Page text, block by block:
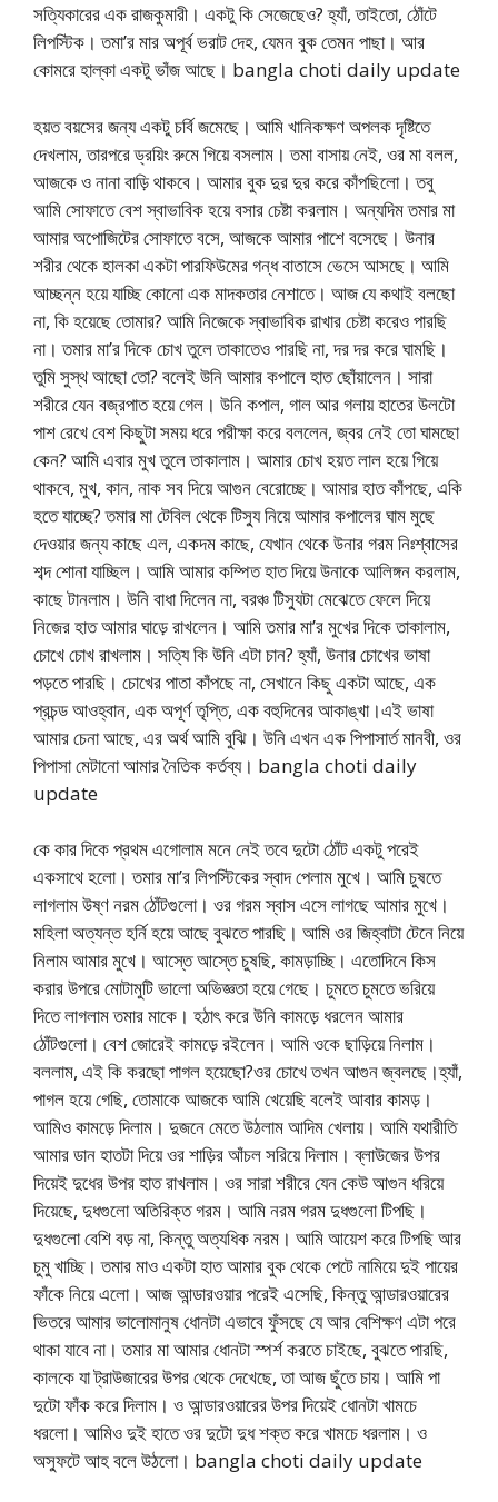
সত্যিকারের এক রাজকুমারী। একটু কি সেজেছেও? হ্যাঁ, তাইতো, ঠোঁটে
লিপস্টিক। তমা’র মার অপূর্ব ভরাট দেহ, যেমন বুক তেমন পাছা। আর
কোমরে হাল্কা একটু ভাঁজ আছে। bangla choti daily update
হয়ত বয়সের জন্য একটু চর্বি জমেছে। আমি খানিকক্ষণ অপলক দৃষ্টিতে
দেখলাম, তারপরে ড্রয়িং রুমে গিয়ে বসলাম। তমা বাসায় নেই, ওর মা বলল,
আজকে ও নানা বাড়ি থাকবে। আমার বুক দুর দুর করে কাঁপছিলো। তবু
আমি সোফাতে বেশ স্বাভাবিক হয়ে বসার চেষ্টা করলাম। অন্যদিম তমার মা
আমার অপোজিটের সোফাতে বসে, আজকে আমার পাশে বসেছে। উনার
শরীর থেকে হালকা একটা পারফিউমের গন্ধ বাতাসে ভেসে আসছে। আমি
আচ্ছন্ন হয়ে যাচ্ছি কোনো এক মাদকতার নেশাতে। আজ যে কথাই বলছো
না, কি হয়েছে তোমার? আমি নিজেকে স্বাভাবিক রাখার চেষ্টা করেও পারছি
না। তমার মা’র দিকে চোখ তুলে তাকাতেও পারছি না, দর দর করে ঘামছি।
তুমি সুস্থ আছো তো? বলেই উনি আমার কপালে হাত ছোঁয়ালেন। সারা
শরীরে যেন বজ্রপাত হয়ে গেল। উনি কপাল, গাল আর গলায় হাতের উলটো
পাশ রেখে বেশ কিছুটা সময় ধরে পরীক্ষা করে বললেন, জ্বর নেই তো ঘামছো
কেন? আমি এবার মুখ তুলে তাকালাম। আমার চোখ হয়ত লাল হয়ে গিয়ে
থাকবে, মুখ, কান, নাক সব দিয়ে আগুন বেরোচ্ছে। আমার হাত কাঁপছে, একি
হতে যাচ্ছে? তমার মা টেবিল থেকে টিস্যু নিয়ে আমার কপালের ঘাম মুছে
দেওয়ার জন্য কাছে এল, একদম কাছে, যেখান থেকে উনার গরম নিঃশ্বাসের
শব্দ শোনা যাচ্ছিল। আমি আমার কম্পিত হাত দিয়ে উনাকে আলিঙ্গন করলাম,
কাছে টানলাম। উনি বাধা দিলেন না, বরঞ্চ টিস্যুটা মেঝেতে ফেলে দিয়ে
নিজের হাত আমার ঘাড়ে রাখলেন। আমি তমার মা’র মুখের দিকে তাকালাম,
চোখে চোখ রাখলাম। সত্যি কি উনি এটা চান? হ্যাঁ, উনার চোখের ভাষা
পড়তে পারছি। চোখের পাতা কাঁপছে না, সেখানে কিছু একটা আছে, এক
প্রচন্ড আওহ্বান, এক অপূর্ণ তৃপ্তি, এক বহুদিনের আকাঙ্খা।এই ভাষা
আমার চেনা আছে, এর অর্থ আমি বুঝি। উনি এখন এক পিপাসার্ত মানবী, ওর
পিপাসা মেটানো আমার নৈতিক কর্তব্য। bangla choti daily
update
কে কার দিকে প্রথম এগোলাম মনে নেই তবে দুটো ঠোঁট একটু পরেই
একসাথে হলো। তমার মা’র লিপস্টিকের স্বাদ পেলাম মুখে। আমি চুষতে
লাগলাম উষ্ণ নরম ঠোঁটগুলো। ওর গরম স্বাস এসে লাগছে আমার মুখে।
মহিলা অত্যন্ত হর্নি হয়ে আছে বুঝতে পারছি। আমি ওর জিহ্বাটা টেনে নিয়ে
নিলাম আমার মুখে। আস্তে আস্তে চুষছি, কামড়াচ্ছি। এতোদিনে কিস
করার উপরে মোটামুটি ভালো অভিজ্ঞতা হয়ে গেছে। চুমতে চুমতে ভরিয়ে
দিতে লাগলাম তমার মাকে। হঠাৎ করে উনি কামড়ে ধরলেন আমার
ঠোঁটগুলো। বেশ জোরেই কামড়ে রইলেন। আমি ওকে ছাড়িয়ে নিলাম।
বললাম, এই কি করছো পাগল হয়েছো?ওর চোখে তখন আগুন জ্বলছে।হ্যাঁ,
পাগল হয়ে গেছি, তোমাকে আজকে আমি খেয়েছি বলেই আবার কামড়।
আমিও কামড়ে দিলাম। দুজনে মেতে উঠলাম আদিম খেলায়। আমি যথারীতি
আমার ডান হাতটা দিয়ে ওর শাড়ির আঁচল সরিয়ে দিলাম। ব্লাউজের উপর
দিয়েই দুধের উপর হাত রাখলাম। ওর সারা শরীরে যেন কেউ আগুন ধরিয়ে
দিয়েছে, দুধগুলো অতিরিক্ত গরম। আমি নরম গরম দুধগুলো টিপছি।
দুধগুলো বেশি বড় না, কিন্তু অত্যধিক নরম। আমি আয়েশ করে টিপছি আর
চুমু খাচ্ছি। তমার মাও একটা হাত আমার বুক থেকে পেটে নামিয়ে দুই পায়ের
ফাঁকে নিয়ে এলো। আজ আন্ডারওয়ার পরেই এসেছি, কিন্তু আন্ডারওয়ারের
ভিতরে আমার ভালোমানুষ ধোনটা এভাবে ফুঁসছে যে আর বেশিক্ষণ এটা পরে
থাকা যাবে না। তমার মা আমার ধোনটা স্পর্শ করতে চাইছে, বুঝতে পারছি,
কালকে যা ট্রাউজারের উপর থেকে দেখেছে, তা আজ ছুঁতে চায়। আমি পা
দুটো ফাঁক করে দিলাম। ও আন্ডারওয়ারের উপর দিয়েই ধোনটা খামচে
ধরলো। আমিও দুই হাতে ওর দুটো দুধ শক্ত করে খামচে ধরলাম। ও
অস্ফুটে আহ বলে উঠলো। bangla choti daily update